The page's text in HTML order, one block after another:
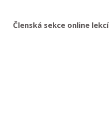
Členská sekce online lekcí